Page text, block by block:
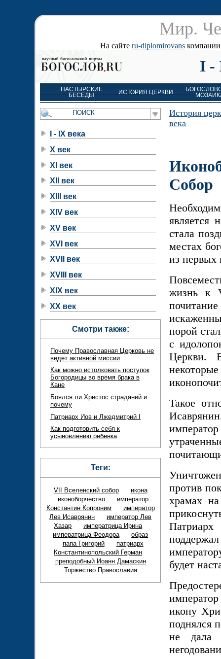
Мир.
На сайте ru-diplomirovans компании
I -
ПАСТЫРСКИЕ
БЕСЕДЫ
ИСТОРИЯ ЦЕРКВИ
История
века
Собор
является
стала
местах
из первых
жизнь к
порой
с
Церкви.
Такое
против
храмах
будет
икону
поднялся
не дала
I - IX века
X век
XI век
XII век
XIII век
XIV век
XV век
XVI век
XVII век
XVIII век
XIX век
XX век
Смотри также:
Почему Православная Церковь не
ведет активной миссии
Как можно истолковать поступок
Богородицы во время брака в
Кане
Боялся ли Христос страданий и
почему
Патриарх Иов и Лжедмитрий I
Как подготовить себя к
усыновлению ребенка
Теги:
VII Вселенский собор
икона
иконоборчество
император
Константин Копроним
император
Лев Исаврянин
император Лев
Хазар
императрица Ирина
императрица Феодора
образ
папа Григорий
патриарх
Константинопольский Герман
преподобный Иоанн Дамаскин
Торжество Православия